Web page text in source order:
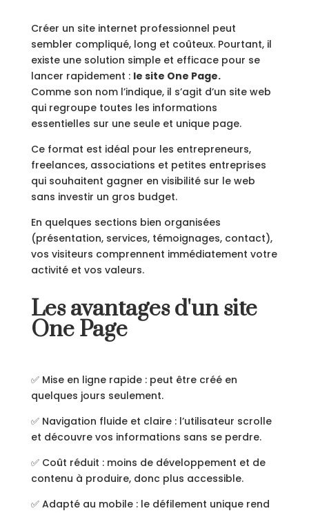
Créer un site internet professionnel peut
sembler compliqué, long et coûteux. Pourtant, il
existe une solution simple et efficace pour se
lancer rapidement : le site One Page.
Comme son nom l’indique, il s’agit d’un site web
qui regroupe toutes les informations
essentielles sur une seule et unique page.
Ce format est idéal pour les entrepreneurs,
freelances, associations et petites entreprises
qui souhaitent gagner en visibilité sur le web
sans investir un gros budget.
En quelques sections bien organisées
(présentation, services, témoignages, contact),
vos visiteurs comprennent immédiatement votre
activité et vos valeurs.
Les avantages d'un site
One Page
✅ Mise en ligne rapide : peut être créé en
quelques jours seulement.
✅ Navigation fluide et claire : l’utilisateur scrolle
et découvre vos informations sans se perdre.
✅ Coût réduit : moins de développement et de
contenu à produire, donc plus accessible.
✅ Adapté au mobile : le défilement unique rend